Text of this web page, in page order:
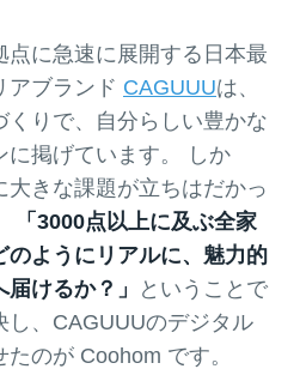
点に急速に展開する日本最
アブランド CAGUUUは、
くりで、自分らしい豊かな
に掲げています。 しか
大きな課題が立ちはだかっ
「3000点以上に及ぶ全家
のようにリアルに、魅力的
けるか？」
ということで
し、CAGUUUのデジタル
のが Coohom です。